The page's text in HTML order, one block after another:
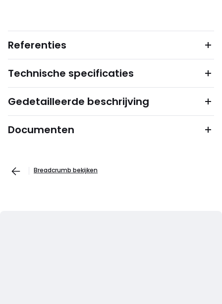
Referenties
Technische specificaties
Gedetailleerde beschrijving
Documenten
Breadcrumb bekijken